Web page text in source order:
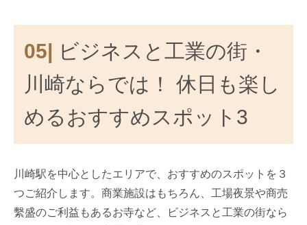
05|
ビジネスと工業の街・
川崎ならでは！ 休日も楽し
めるおすすめスポット3
川崎駅を中心としたエリアで、おすすめのスポットを３
つご紹介します。商業施設はもちろん、工場夜景や商売
繫盛のご利益もあるお寺など、ビジネスと工業の街なら